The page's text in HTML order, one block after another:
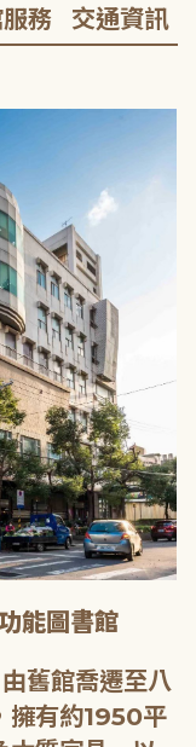
務 交通資訊
能圖書館
舊館喬遷至八
擁有約1950平